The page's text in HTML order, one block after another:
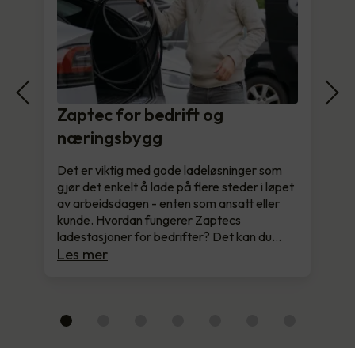
Zaptec for bedrift og
næringsbygg
Det er viktig med gode ladeløsninger som
gjør det enkelt å lade på flere steder i løpet
av arbeidsdagen - enten som ansatt eller
kunde. Hvordan fungerer Zaptecs
ladestasjoner for bedrifter? Det kan du…
Les mer